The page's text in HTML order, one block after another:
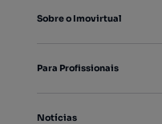
Sobre o Imovirtual
Para Profissionais
Notícias